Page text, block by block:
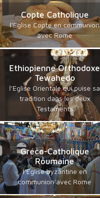
Copte Catholique
l’Eglise Copte en communion
avec Rome
Ethiopienne Orthodoxe
Tewahedo
l’Eglise Orientale qui puise sa
tradition dans les deux
Testaments
Gréco-Catholique
Roumaine
l’Eglise byzantine en
communion avec Rome